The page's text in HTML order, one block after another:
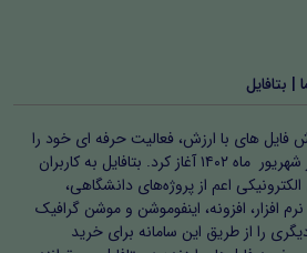
بتافایل
فایل های با ارزش، فعالیت حرفه ای خود را
با اخذ مجوزهای مربوطه در شهریور ماه ۱۴۰۲ آغاز کرد. بتافایل به کاربران
اعم از پروژه‌های دانشگاهی،
افزار، افزونه، اینفوموشن و موشن گرافیک
را از طریق این سامانه برای خرید